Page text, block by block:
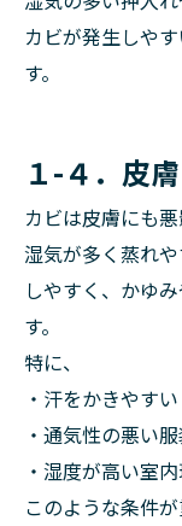
カビが発生しや
す。
１-４．皮
カビは皮膚にも
湿気が多く蒸れ
しやすく、かゆ
す。
特に、
・汗をかきやすい
・通気性の悪い
・湿度が高い室
このような条件